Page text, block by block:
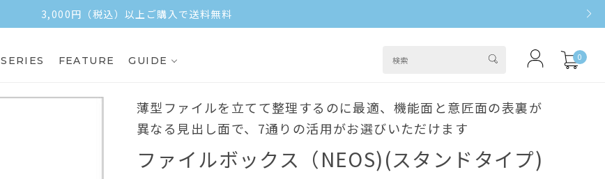
3,000円（税込）以上ご購入で送料無料
SERIES FEATURE GUIDE 0
薄型ファイルを立てて整理するのに最適、機能面と意匠面の表裏が
異なる見出し面で、7通りの活用がお選びいただけます
ファイルボックス（NEOS)(スタンドタイプ)